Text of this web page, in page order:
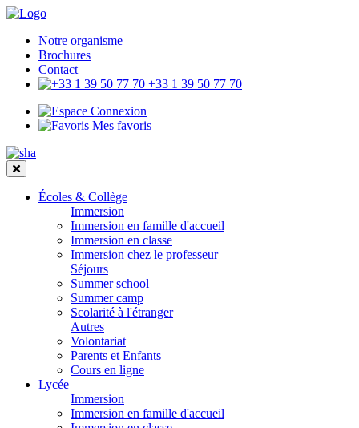
Notre organisme
Brochures
Contact
+33 1 39 50 77 70
Connexion
Mes favoris
Écoles & Collège
Immersion
Immersion en famille d'accueil
Immersion en classe
Immersion chez le professeur
Séjours
Summer school
Summer camp
Scolarité à l'étranger
Autres
Volontariat
Parents et Enfants
Cours en ligne
Lycée
Immersion
Immersion en famille d'accueil